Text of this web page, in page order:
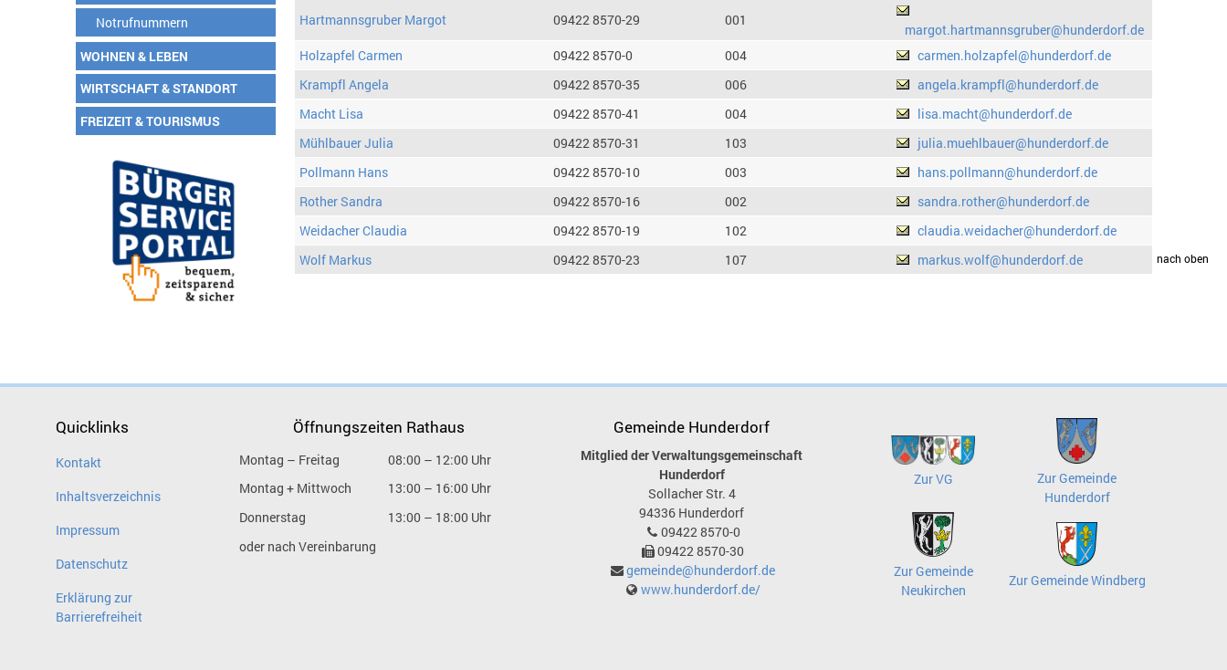
Notrufnummern
WOHNEN & LEBEN
WIRTSCHAFT & STANDORT
FREIZEIT & TOURISMUS
Hartmannsgruber Margot
09422 8570-29 001
margot.hartmannsgruber@hunderdorf.de
Holzapfel Carmen
09422 8570-0 004
carmen.holzapfel@hunderdorf.de
Krampfl Angela
09422 8570-35 006
angela.krampfl@hunderdorf.de
Macht Lisa
09422 8570-41 004
lisa.macht@hunderdorf.de
Mühlbauer Julia
09422 8570-31 103
julia.muehlbauer@hunderdorf.de
Pollmann Hans
09422 8570-10 003
hans.pollmann@hunderdorf.de
Rother Sandra
09422 8570-16 002
sandra.rother@hunderdorf.de
Weidacher Claudia
09422 8570-19 102
claudia.weidacher@hunderdorf.de
Wolf Markus
09422 8570-23 107 markus.wolf@hunderdorf.dedrucken nach oben
Quicklinks
Kontakt
Inhaltsverzeichnis
Impressum
Datenschutz
Erklärung zur
Barrierefreiheit
Öffnungszeiten Rathaus
Montag – Freitag
08:00 – 12:00 Uhr
Montag + Mittwoch
13:00 – 16:00 Uhr
Donnerstag
13:00 – 18:00 Uhr
oder nach Vereinbarung
Gemeinde Hunderdorf
Mitglied der Verwaltungsgemeinschaft
Hunderdorf
Sollacher Str. 4
94336 Hunderdorf
09422 8570-0
09422 8570-30
gemeinde@hunderdorf.de
www.hunderdorf.de/
Zur VG
Zur Gemeinde
Hunderdorf
Zur Gemeinde
Neukirchen
Zur Gemeinde Windberg